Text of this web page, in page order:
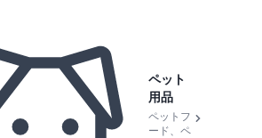
ペット
用品
ペットフ
ード、ペ